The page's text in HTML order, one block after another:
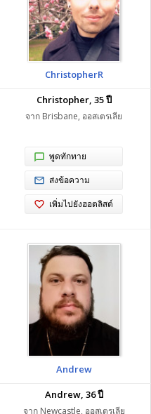
ChristopherR
Christopher, 35 ปี
จาก Brisbane, ออสเตรเลีย
พูดทักทาย
ส่งข้อความ
เพิ่มไปยังฮอตลิสต์
Andrew
Andrew, 36 ปี
จาก Newcastle, ออสเตรเลีย